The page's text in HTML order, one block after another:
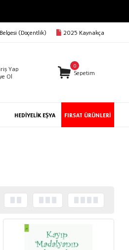
(Doçentlik) 2025 Kaynakça
Yap
Ol
0
Sepetim
HEDİYELİK EŞYA FIRSAT ÜRÜNLERİ